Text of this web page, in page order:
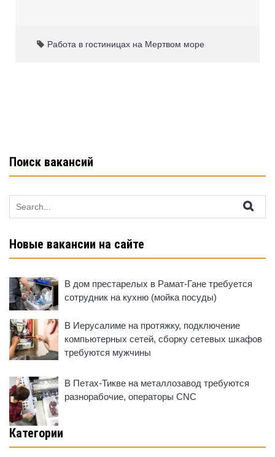
e
s
o
e
Работа в гостиницах на Мертвом море
Поиск вакансий
for:
Новые вакансии на сайте
В дом престарелых в Рамат-Гане требуется
сотрудник на кухню (мойка посуды)
В Иерусалиме на протяжку, подключение
компьютерных сетей, сборку сетевых шкафов
требуются мужчины
В Петах-Тикве на металлозавод требуются
разнорабочие, операторы CNC
Категории